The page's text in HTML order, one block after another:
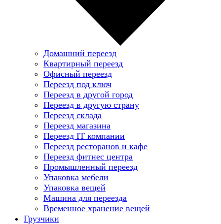
Домашний переезд
Квартирный переезд
Офисный переезд
Переезд под ключ
Переезд в другой город
Переезд в другую страну
Переезд склада
Переезд магазина
Переезд IT компании
Переезд ресторанов и кафе
Переезд фитнес центра
Промышленный переезд
Упаковка мебели
Упаковка вещей
Машина для переезда
Временное хранение вещей
Грузчики